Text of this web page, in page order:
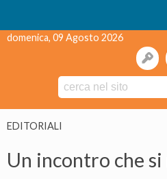
domenica, 09 Agosto 2026
to
EDITORIALI
Un incontro che